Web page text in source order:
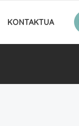
KONTAKTUA